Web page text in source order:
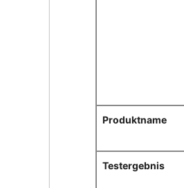
Produktname
Testergebnis